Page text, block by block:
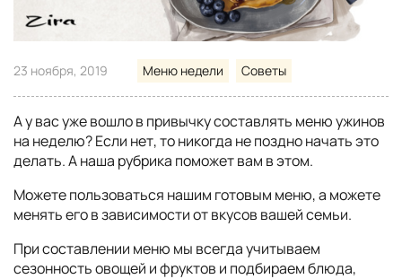
23 ноября, 2019 Меню недели Советы
А у вас уже вошло в привычку составлять меню ужинов
на неделю? Если нет, то никогда не поздно начать это
делать. А наша рубрика поможет вам в этом.
Можете пользоваться нашим готовым меню, а можете
менять его в зависимости от вкусов вашей семьи.
При составлении меню мы всегда учитываем
сезонность овощей и фруктов и подбираем блюда,